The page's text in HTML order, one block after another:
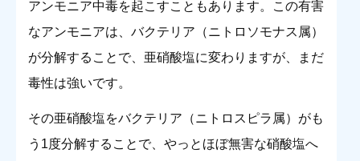
アンモニア中毒を起こすこともあります。この有害
なアンモニアは、バクテリア（ニトロソモナス属）
が分解することで、亜硝酸塩に変わりますが、まだ
毒性は強いです。
その亜硝酸塩をバクテリア（ニトロスピラ属）がも
う1度分解することで、やっとほぼ無害な硝酸塩へ